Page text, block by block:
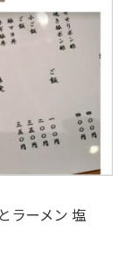
ラーメン 塩